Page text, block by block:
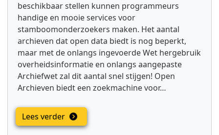
beschikbaar stellen kunnen programmeurs
handige en mooie services voor
stamboomonder­zoekers maken. Het aantal
archieven dat open data biedt is nog beperkt,
maar met de onlangs ingevoerde Wet hergebruik
overheidsinformatie en onlangs aangepaste
Archiefwet zal dit aantal snel stijgen! Open
Archieven biedt een zoekmachine voor…
Lees verder